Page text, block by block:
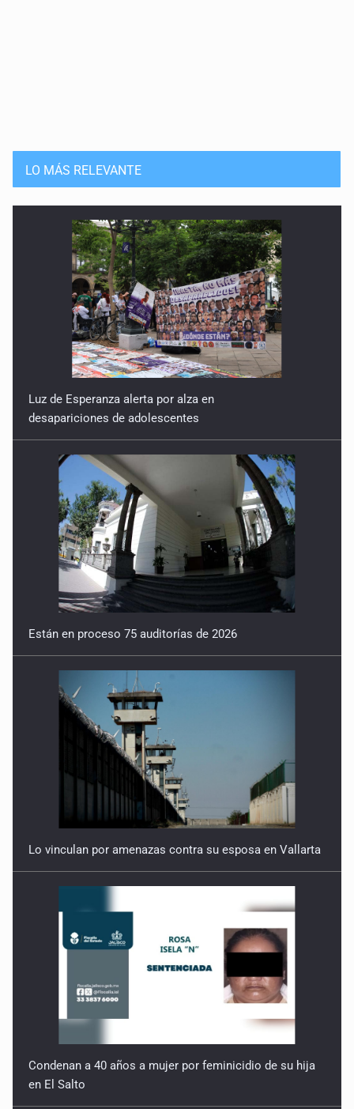
LO MÁS RELEVANTE
Luz de Esperanza alerta por alza en
desapariciones de adolescentes
Están en proceso 75 auditorías de 2026
Lo vinculan por amenazas contra su esposa en Vallarta
Condenan a 40 años a mujer por feminicidio de su hija
en El Salto